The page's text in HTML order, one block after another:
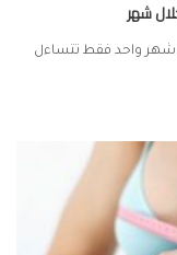
شهر واحد فقط تتساءل